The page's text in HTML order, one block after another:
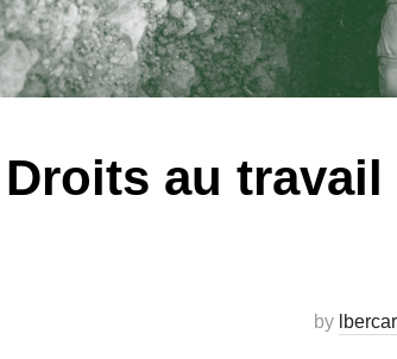
Droits au
by